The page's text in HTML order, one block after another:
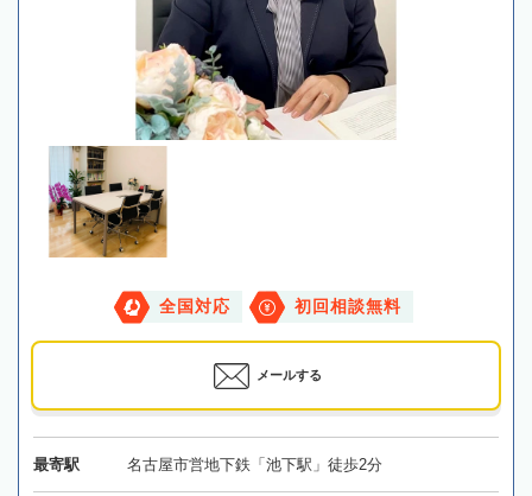
全国対応 初回相談無料
メールする
最寄駅 名古屋市営地下鉄「池下駅」徒歩2分